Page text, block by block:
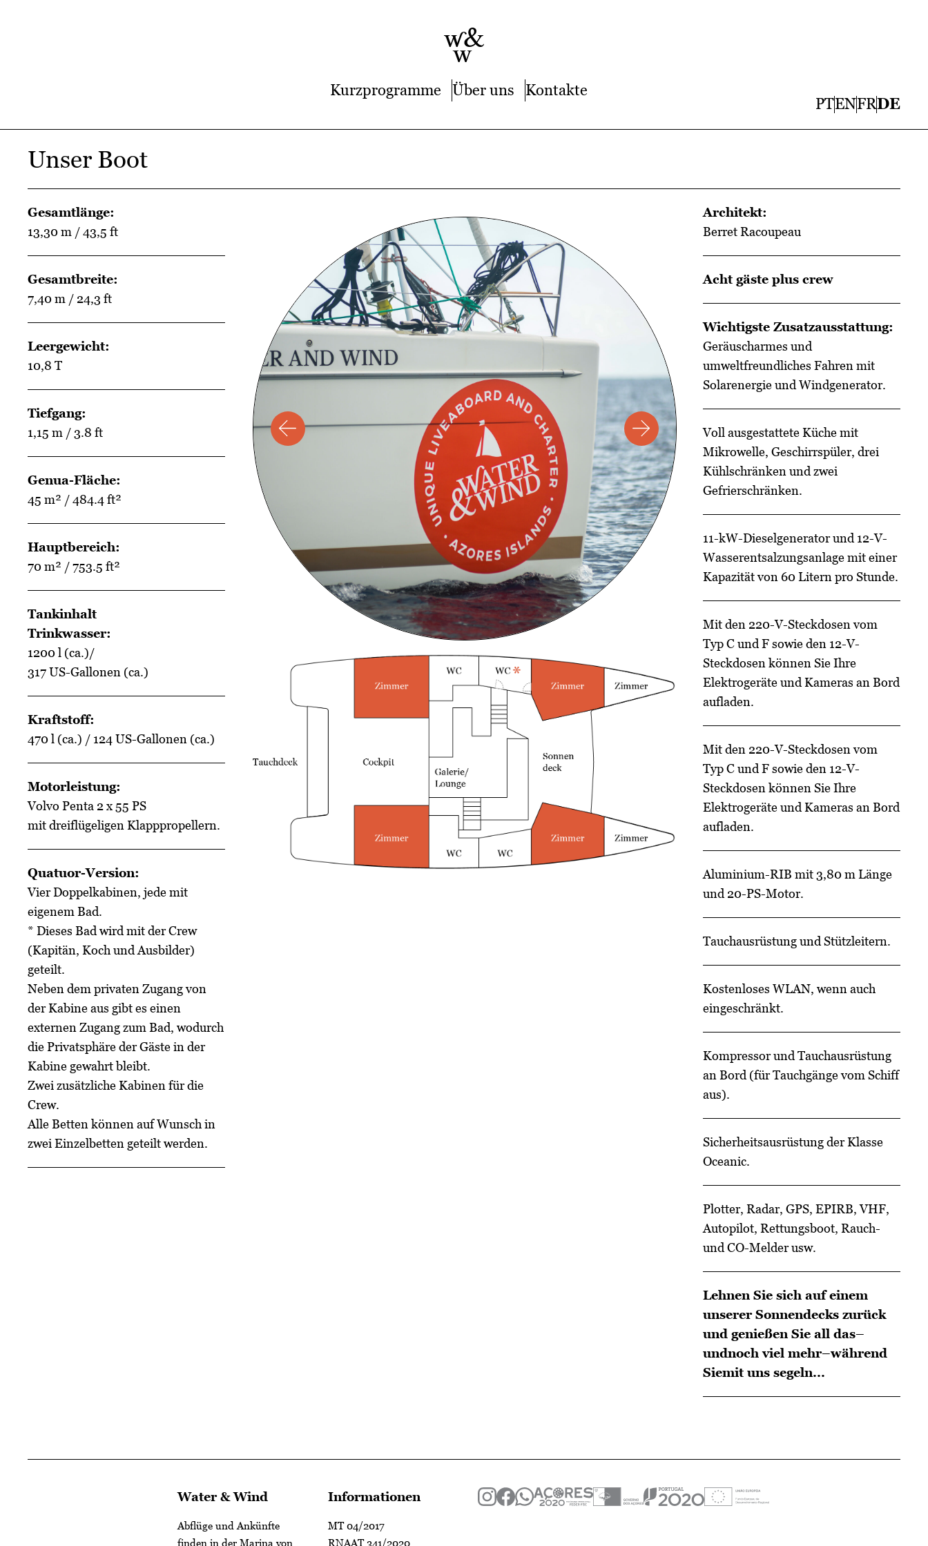
Kurzprogramme Über uns Kontakte
PTENFRDE
Unser Boot
Gesamtlänge:
13,30 m / 43,5 ft
Gesamtbreite:
7,40 m / 24,3 ft
Leergewicht:
10,8 T
Tiefgang :
1,15 m / 3.8 ft
Genua-Fläche :
45 m² / 484.4 ft²
Hauptbereich:
70 m² / 753.5 ft²
Tankinhalt
Trinkwasser:
1200 l (ca.)/
317 US-Gallonen (ca.)
Kraftstoff:
470 l (ca.) / 124 US-Gallonen (ca.)
Motorleistung:
Volvo Penta 2 x 55 PS
mit dreiflügeligen Klapppropellern.
Quatuor-Version:
Vier Doppelkabinen, jede mit
eigenem Bad.
* Dieses Bad wird mit der Crew
(Kapitän, Koch und Ausbilder)
geteilt.
Neben dem privaten Zugang von
der Kabine aus gibt es einen
externen Zugang zum Bad, wodurch
die Privatsphäre der Gäste in der
Kabine gewahrt bleibt.
Zwei zusätzliche Kabinen für die
Crew.
Alle Betten können auf Wunsch in
zwei Einzelbetten geteilt werden.
Architekt:
Berret Racoupeau
Acht gäste plus crew
Wichtigste Zusatzausstattung:
Geräuscharmes und
umweltfreundliches Fahren mit
Solarenergie und Windgenerator.
Voll ausgestattete Küche mit
Mikrowelle, Geschirrspüler, drei
Kühlschränken und zwei
Gefrierschränken.
11-kW-Dieselgenerator und 12-V-
Wasserentsalzungsanlage mit einer
Kapazität von 60 Litern pro Stunde.
Mit den 220-V-Steckdosen vom
Typ C und F sowie den 12-V-
Steckdosen können Sie Ihre
Elektrogeräte und Kameras an Bord
aufladen.
Mit den 220-V-Steckdosen vom
Typ C und F sowie den 12-V-
Steckdosen können Sie Ihre
Elektrogeräte und Kameras an Bord
aufladen.
Aluminium-RIB mit 3,80 m Länge
und 20-PS-Motor.
Tauchausrüstung und Stützleitern.
Kostenloses WLAN, wenn auch
eingeschränkt.
Kompressor und Tauchausrüstung
an Bord (für Tauchgänge vom Schiff
aus).
Sicherheitsausrüstung der Klasse
Oceanic.
Plotter, Radar, GPS, EPIRB, VHF,
Autopilot, Rettungsboot, Rauch-
und CO-Melder usw.
Lehnen Sie sich auf einem
unserer Sonnendecks zurück
und genießen Sie all das–
undnoch viel mehr–während
Siemit uns segeln...
Water & Wind
Abflüge und Ankünfte
finden in der Marina von
Informationen
MT 04/2017
RNAAT 341/2020